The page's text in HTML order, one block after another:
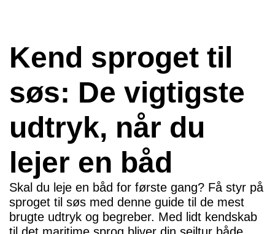
Kend sproget til
søs: De vigtigste
udtryk, når du
lejer en båd
Skal du leje en båd for første gang? Få styr på
sproget til søs med denne guide til de mest
brugte udtryk og begreber. Med lidt kendskab